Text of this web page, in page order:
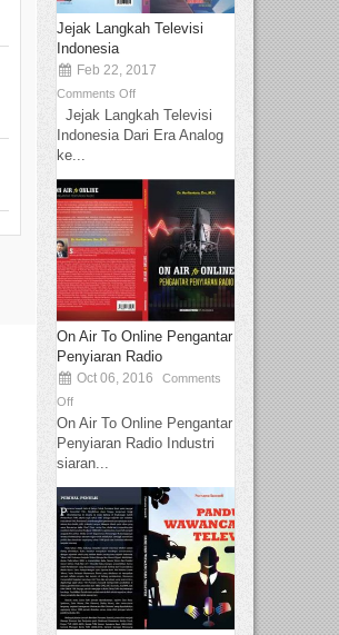
Jejak Langkah Televisi
Indonesia
Feb 22, 2017
Comments Off
Jejak Langkah Televisi
Indonesia Dari Era Analog
ke...
On Air To Online Pengantar
Penyiaran Radio
Oct 06, 2016
Comments
Off
On Air To Online Pengantar
Penyiaran Radio Industri
siaran...